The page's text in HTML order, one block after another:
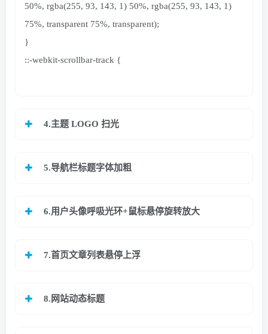
50%, rgba(255, 93, 143, 1) 50%, rgba(255, 93, 143, 1)
75%, transparent 75%, transparent);
}
::-webkit-scrollbar-track {
4.主题 LOGO 扫光
5.导航栏标题字体加粗
6.用户头像呼吸光环+鼠标悬停旋转放大
7.首页文章列表悬停上浮
8.网站动态标题